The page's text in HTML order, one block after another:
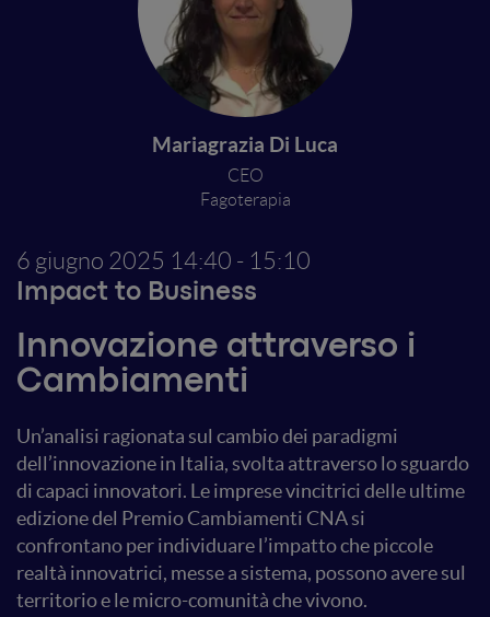
Mariagrazia Di Luca
CEO
Fagoterapia
6 giugno 2025 14:40 - 15:10
Impact to Business
Innovazione attraverso i
Cambiamenti
Un’analisi ragionata sul cambio dei paradigmi
dell’innovazione in Italia, svolta attraverso lo sguardo
di capaci innovatori. Le imprese vincitrici delle ultime
edizione del Premio Cambiamenti CNA si
confrontano per individuare l’impatto che piccole
realtà innovatrici, messe a sistema, possono avere sul
territorio e le micro-comunità che vivono.